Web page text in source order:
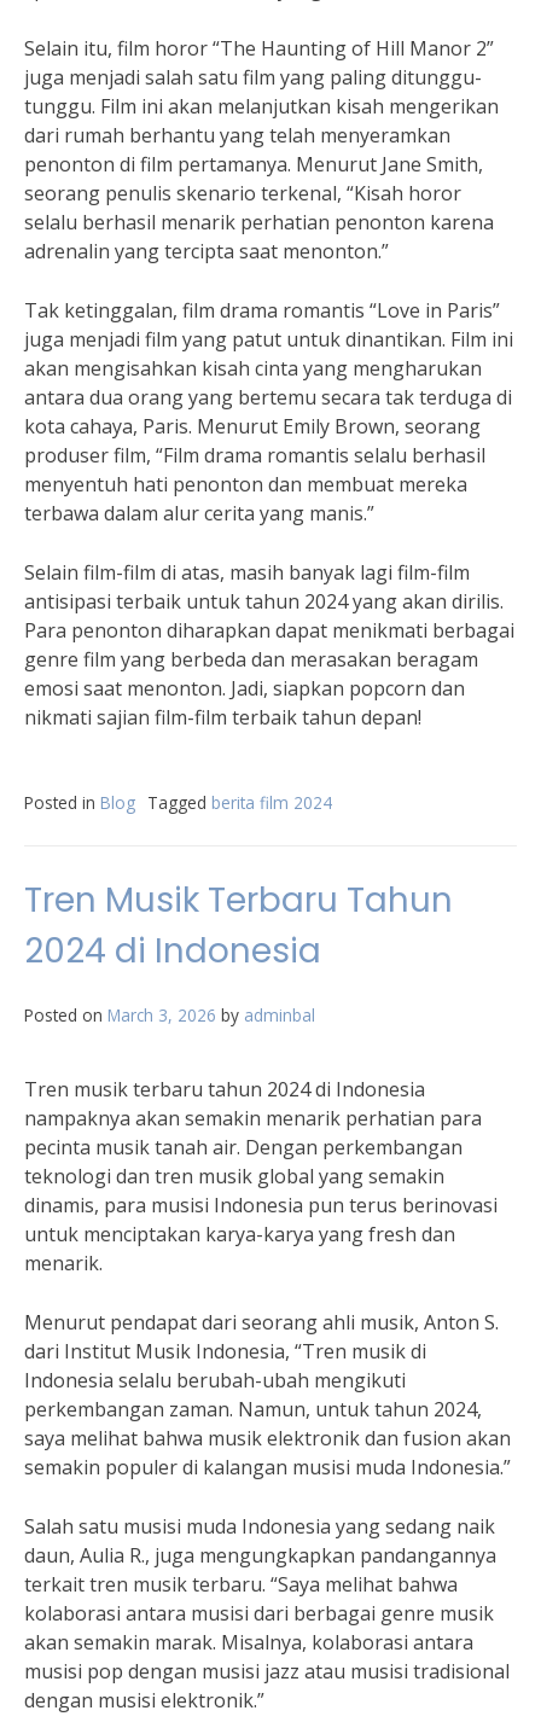
Selain itu, film horor “The Haunting of Hill Manor 2”
juga menjadi salah satu film yang paling ditunggu-
tunggu. Film ini akan melanjutkan kisah mengerikan
dari rumah berhantu yang telah menyeramkan
penonton di film pertamanya. Menurut Jane Smith,
seorang penulis skenario terkenal, “Kisah horor
selalu berhasil menarik perhatian penonton karena
adrenalin yang tercipta saat menonton.”
Tak ketinggalan, film drama romantis “Love in Paris”
juga menjadi film yang patut untuk dinantikan. Film ini
akan mengisahkan kisah cinta yang mengharukan
antara dua orang yang bertemu secara tak terduga di
kota cahaya, Paris. Menurut Emily Brown, seorang
produser film, “Film drama romantis selalu berhasil
menyentuh hati penonton dan membuat mereka
terbawa dalam alur cerita yang manis.”
Selain film-film di atas, masih banyak lagi film-film
antisipasi terbaik untuk tahun 2024 yang akan dirilis.
Para penonton diharapkan dapat menikmati berbagai
genre film yang berbeda dan merasakan beragam
emosi saat menonton. Jadi, siapkan popcorn dan
nikmati sajian film-film terbaik tahun depan!
Posted in Blog Tagged berita film 2024
Tren Musik Terbaru Tahun
2024 di Indonesia
Posted on March 3, 2026 by adminbal
Tren musik terbaru tahun 2024 di Indonesia
nampaknya akan semakin menarik perhatian para
pecinta musik tanah air. Dengan perkembangan
teknologi dan tren musik global yang semakin
dinamis, para musisi Indonesia pun terus berinovasi
untuk menciptakan karya-karya yang fresh dan
menarik.
Menurut pendapat dari seorang ahli musik, Anton S.
dari Institut Musik Indonesia, “Tren musik di
Indonesia selalu berubah-ubah mengikuti
perkembangan zaman. Namun, untuk tahun 2024,
saya melihat bahwa musik elektronik dan fusion akan
semakin populer di kalangan musisi muda Indonesia.”
Salah satu musisi muda Indonesia yang sedang naik
daun, Aulia R., juga mengungkapkan pandangannya
terkait tren musik terbaru. “Saya melihat bahwa
kolaborasi antara musisi dari berbagai genre musik
akan semakin marak. Misalnya, kolaborasi antara
musisi pop dengan musisi jazz atau musisi tradisional
dengan musisi elektronik.”